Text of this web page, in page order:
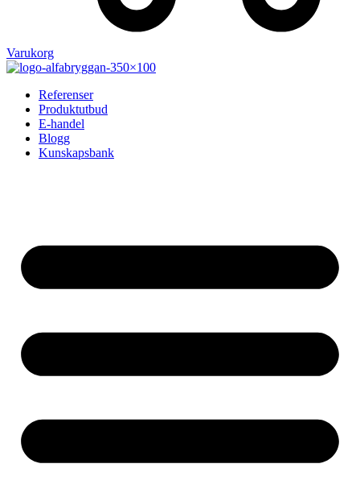
Varukorg
Referenser
Produktutbud
E-handel
Blogg
Kunskapsbank